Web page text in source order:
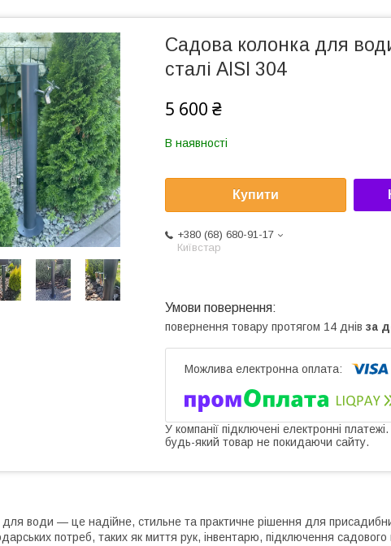
Садова колонка для
сталі AISI 304
5 600 ₴
В наявності
Купити
+380 (68) 680-91-17
Київстар
повернення товару протягом 14 днів за
У компанії підключені електронні
будь-який товар не покидаючи сайту.
води — це надійне, стильне та практичне рішення для
потреб, таких як миття рук, інвентарю, підключення